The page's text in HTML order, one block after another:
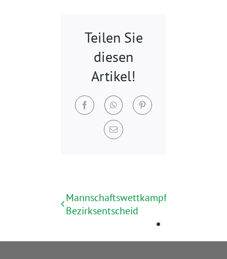
Teilen Sie
diesen
Artikel!
Facebook WhatsAppPinterest
E-
Mail
Mannschaftswettkampf
Bezirksentscheid